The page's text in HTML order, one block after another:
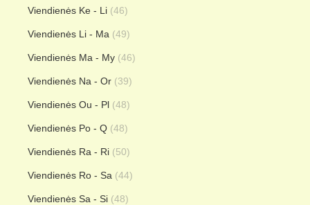
Viendienės Ke - Li (46)
Viendienės Li - Ma (49)
Viendienės Ma - My (46)
Viendienės Na - Or (39)
Viendienės Ou - Pl (48)
Viendienės Po - Q (48)
Viendienės Ra - Ri (50)
Viendienės Ro - Sa (44)
Viendienės Sa - Si (48)